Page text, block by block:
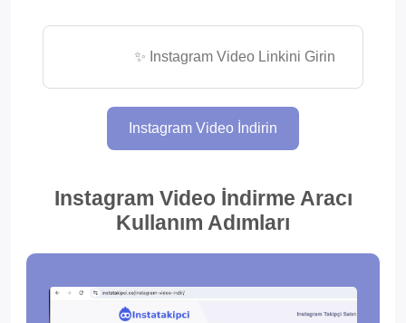
Ücretsiz Instagram
Video İndir
MP4 Formatında
İndir
Instagram Video İndirin
Instagram Video İndirme Aracı
Kullanım Adımları